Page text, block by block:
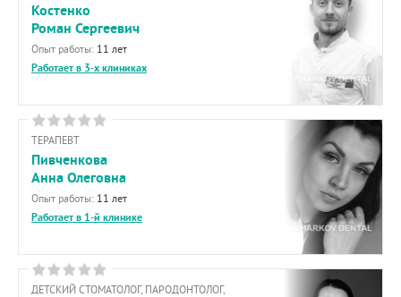
Костенко
Роман Сергеевич
Опыт работы: 11 лет
Работает в 3-х клиниках
ТЕРАПЕВТ
Пивченкова
Анна Олеговна
Опыт работы: 11 лет
Работает в 1-й клинике
ДЕТСКИЙ СТОМАТОЛОГ, ПАРОДОНТОЛОГ,